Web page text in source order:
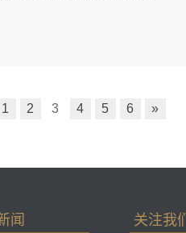
1 2 3 4 5 6 »
闻 关注我们